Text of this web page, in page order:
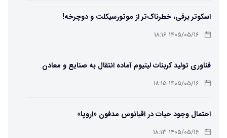
اسکوتر برقی، خطرناک‌تر از موتورسیکلت و دوچرخه!
۱۴۰۵/۰۵/۱۶ ۱۸:۱۶
فناوری تولید کربنات لیتیوم آماده انتقال به صنایع و معادن
است۱۴۰۵/۰۵/۱۶ ۱۸:۱۵
احتمال وجود حیات در اقیانوس مدفون «اروپا»
۱۴۰۵/۰۵/۱۶ ۱۸:۱۳